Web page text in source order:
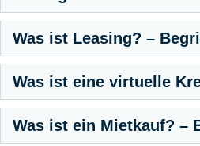
Was ist Leasing? –
Was ist eine virtuelle
Was ist ein Mietkauf? –